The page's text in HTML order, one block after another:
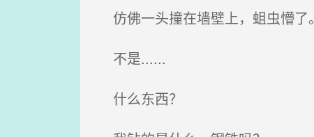
仿佛一头撞在墙壁上，蛆虫懵了。
不是......
什么东西？